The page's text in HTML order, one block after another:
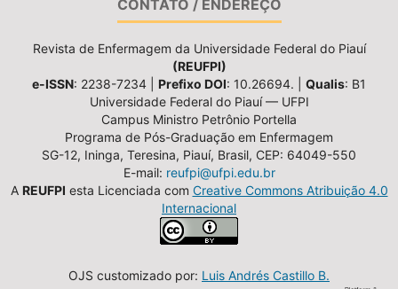
CONTATO / ENDEREÇO
Revista de Enfermagem da Universidade Federal do Piauí
(REUFPI)
e-ISSN: 2238-7234 | Prefixo DOI: 10.26694. | Qualis: B1
Universidade Federal do Piauí — UFPI
Campus Ministro Petrônio Portella
Programa de Pós-Graduação em Enfermagem
SG-12, Ininga, Teresina, Piauí, Brasil, CEP: 64049-550
E-mail: reufpi@ufpi.edu.br
A REUFPI esta Licenciada com Creative Commons Atribuição 4.0
Internacional
OJS customizado por: Luis Andrés Castillo B.